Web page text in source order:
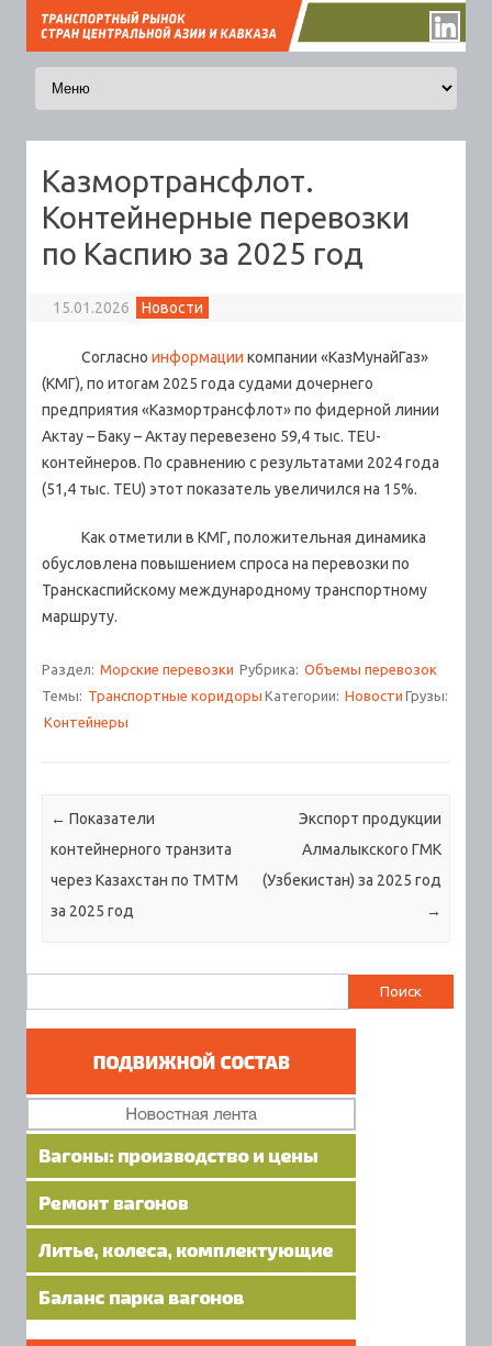
Перейти к содержимому
Казмортрансфлот.
Контейнерные перевозки
по Каспию за 2025 год
15.01.2026 Новости
Согласно информации компании «КазМунайГаз»
(КМГ), по итогам 2025 года судами дочернего
предприятия «Казмортрансфлот» по фидерной линии
Актау – Баку – Актау перевезено 59,4 тыс. TEU-
контейнеров. По сравнению с результатами 2024 года
(51,4 тыс. TEU) этот показатель увеличился на 15%.
Как отметили в КМГ, положительная динамика
обусловлена повышением спроса на перевозки по
Транскаспийскому международному транспортному
маршруту.
Раздел: Морские перевозки Рубрика: Объемы перевозок
Темы: Транспортные коридоры Категории: Новости Грузы:
Контейнеры
Навигация по записям
← Показатели
контейнерного транзита
через Казахстан по ТМТМ
за 2025 год
Экспорт продукции
Алмалыкского ГМК
(Узбекистан) за 2025 год
→